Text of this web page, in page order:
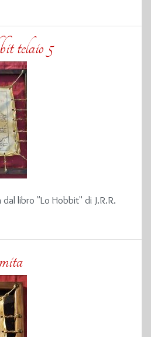
telaio 5
libro "Lo Hobbit" di J.R.R.